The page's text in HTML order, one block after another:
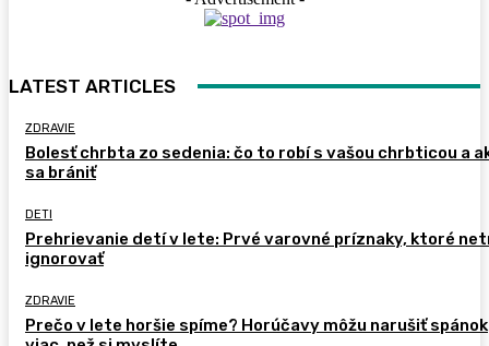
LATEST ARTICLES
ZDRAVIE
Bolesť chrbta zo sedenia: čo to robí s vašou chrbticou a
sa brániť
DETI
Prehrievanie detí v lete: Prvé varovné príznaky, ktoré
ignorovať
ZDRAVIE
Prečo v lete horšie spíme? Horúčavy môžu narušiť spánok